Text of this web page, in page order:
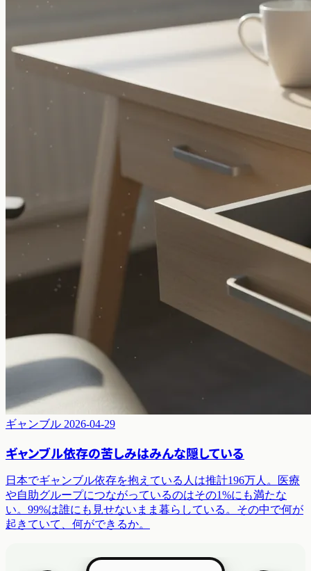
ギャンブル 2026-04-29
ギャンブル依存の苦しみはみんな隠している
日本でギャンブル依存を抱えている人は推計196万人。医療
や自助グループにつながっているのはその1%にも満たな
い。99%は誰にも見せないまま暮らしている。その中で何が
起きていて、何ができるか。